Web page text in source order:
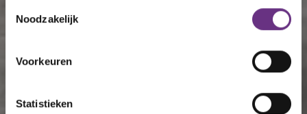
Informatie verzamelen over uw geografische
Uw apparaat identificeren door het actief te
scannen op specifieke eigenschappen (fingerprinting)
verwerkt en stel uw voorkeuren in het
detailgedeelte in.
Noodzakelijk
Voorkeuren
Statistieken